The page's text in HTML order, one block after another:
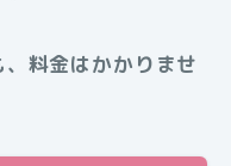
料金はかかりませ